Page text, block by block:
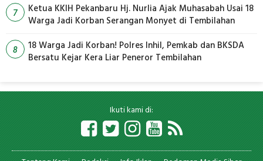
7
Ketua KKIH Pekanbaru Hj. Nurlia Ajak Muhasabah Usai 18
Warga Jadi Korban Serangan Monyet di Tembilahan
8
18 Warga Jadi Korban! Polres Inhil, Pemkab dan BKSDA
Bersatu Kejar Kera Liar Peneror Tembilahan
Ikuti kami di: